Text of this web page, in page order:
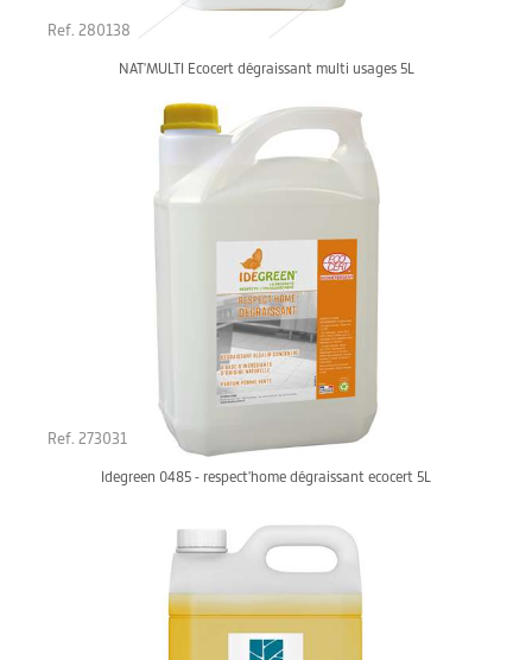
Ref. 280138
NAT'MULTI Ecocert dégraissant multi usages 5L
Ref. 273031
Idegreen 0485 - respect'home dégraissant ecocert 5L